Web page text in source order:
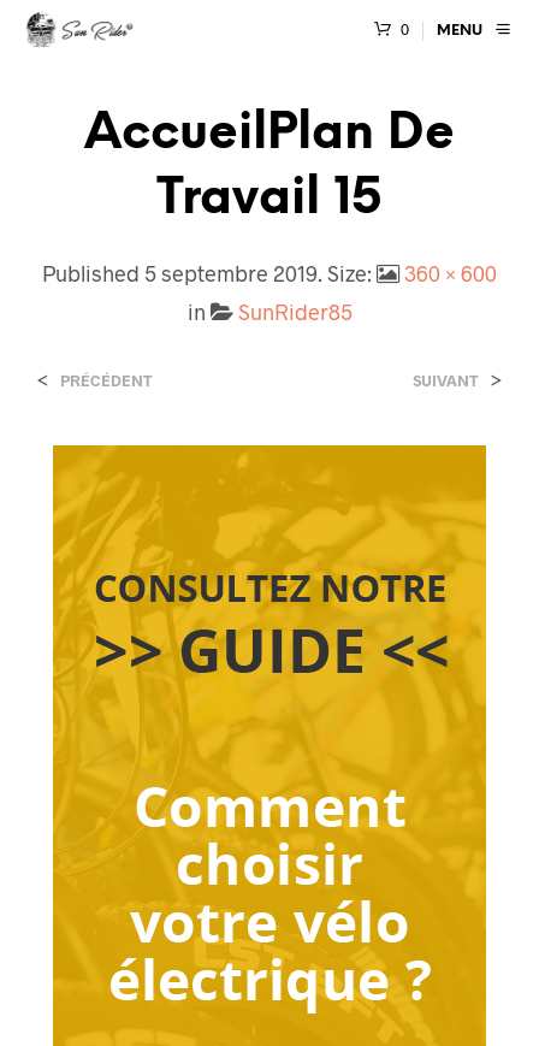
0 MENU
AccueilPlan De
Travail 15
Published 5 septembre 2019. Size:
360 × 600
in
SunRider85
< PRÉCÉDENT SUIVANT >